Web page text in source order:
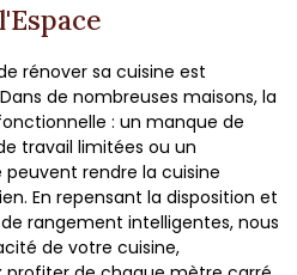
rénover sa cuisine est
de nombreuses maisons, la
: un manque de
travail limitées ou un
rendre la cuisine
En repensant la disposition et
rangement intelligentes, nous
de votre cuisine,